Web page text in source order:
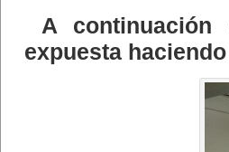
A continuación
expuesta